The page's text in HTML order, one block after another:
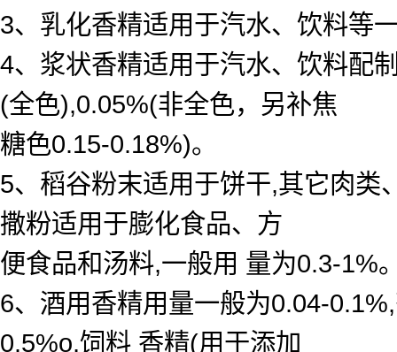
3、乳化香精适用于汽水、饮料等
4、浆状香精适用于汽水、饮料配
(全色),0.05%(非全色，另补焦
糖色0.15-0.18%)。
5、稻谷粉末适用于饼干,其它肉类
撒粉适用于膨化食品、方
便食品和汤料,一般用 量为0.3-1%
6、酒用香精用量一般为0.04-
0.5%o,饲料 香精(用于添加